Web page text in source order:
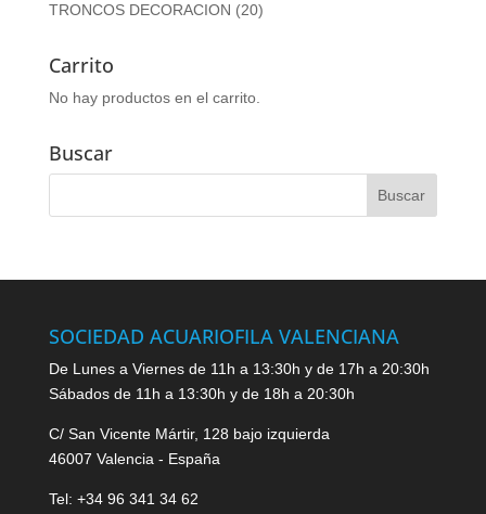
TRONCOS DECORACION (20)
Carrito
No hay productos en el carrito.
Buscar
SOCIEDAD ACUARIOFILA VALENCIANA
De Lunes a Viernes de 11h a 13:30h y de 17h a 20:30h
Sábados de 11h a 13:30h y de 18h a 20:30h
C/ San Vicente Mártir, 128 bajo izquierda
46007 Valencia - España
Tel: +34 96 341 34 62